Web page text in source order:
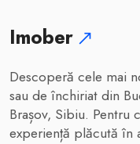
Imober
Descoperă cele mai
sau de închiriat din
Brașov, Sibiu. Pentru
experiență plăcută în